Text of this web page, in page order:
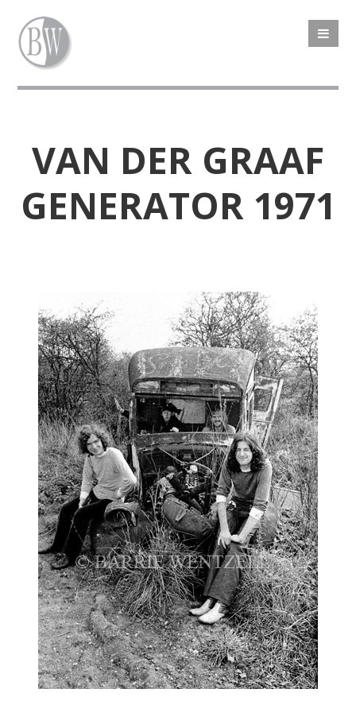
VAN DER GRAAF
GENERATOR 1971